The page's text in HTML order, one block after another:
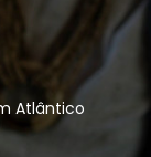
Atlântico